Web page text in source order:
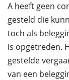
A heeft geen
gesteld die
toch als
is opgetreden.
gestelde
van een